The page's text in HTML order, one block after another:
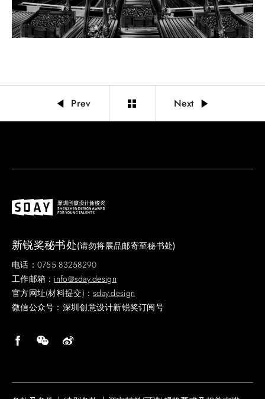
Prev Next
新锐奖秘书处(请勿将展品邮寄至秘书处)
电话：0755 83258290
工作邮箱： info@sday.design
官方网址(材料提交)：sday.design
微信公众号：深圳创意设计新锐奖订阅号